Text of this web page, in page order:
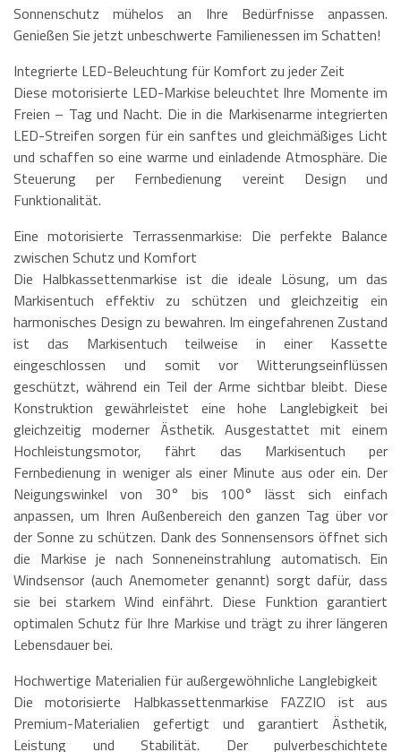
Sonnenschutz mühelos an Ihre Bedürfnisse anpassen.
Genießen Sie jetzt unbeschwerte Familienessen im Schatten!
Integrierte LED-Beleuchtung für Komfort zu jeder Zeit
Diese motorisierte LED-Markise beleuchtet Ihre Momente im
Freien – Tag und Nacht. Die in die Markisenarme integrierten
LED-Streifen sorgen für ein sanftes und gleichmäßiges Licht
und schaffen so eine warme und einladende Atmosphäre. Die
Steuerung per Fernbedienung vereint Design und
Funktionalität.
Eine motorisierte Terrassenmarkise: Die perfekte Balance
zwischen Schutz und Komfort
Die Halbkassettenmarkise ist die ideale Lösung, um das
Markisentuch effektiv zu schützen und gleichzeitig ein
harmonisches Design zu bewahren. Im eingefahrenen Zustand
ist das Markisentuch teilweise in einer Kassette
eingeschlossen und somit vor Witterungseinflüssen
geschützt, während ein Teil der Arme sichtbar bleibt. Diese
Konstruktion gewährleistet eine hohe Langlebigkeit bei
gleichzeitig moderner Ästhetik. Ausgestattet mit einem
Hochleistungsmotor, fährt das Markisentuch per
Fernbedienung in weniger als einer Minute aus oder ein. Der
Neigungswinkel von 30° bis 100° lässt sich einfach
anpassen, um Ihren Außenbereich den ganzen Tag über vor
der Sonne zu schützen. Dank des Sonnensensors öffnet sich
die Markise je nach Sonneneinstrahlung automatisch. Ein
Windsensor (auch Anemometer genannt) sorgt dafür, dass
sie bei starkem Wind einfährt. Diese Funktion garantiert
optimalen Schutz für Ihre Markise und trägt zu ihrer längeren
Lebensdauer bei.
Hochwertige Materialien für außergewöhnliche Langlebigkeit
Die motorisierte Halbkassettenmarkise FAZZIO ist aus
Premium-Materialien gefertigt und garantiert Ästhetik,
Leistung und Stabilität. Der pulverbeschichtete